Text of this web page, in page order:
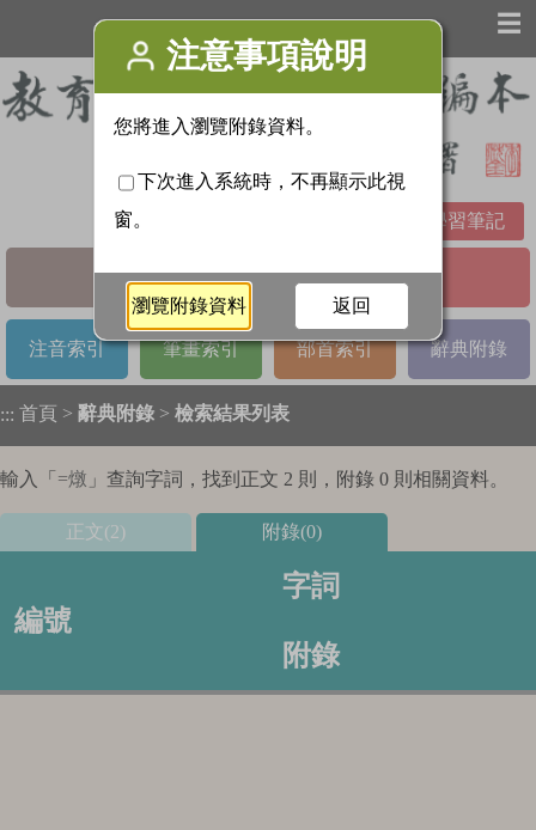
☰
學習筆記
基本檢索 進階檢索
注音索引 筆畫索引 部首索引 辭典附錄
::: 首頁 > 辭典附錄 > 檢索結果列表
輸入「 =燉 」查詢字詞，找到正文 2 則，附錄 0 則相關資料。
正文(2) 附錄(0)
編號
字詞
附錄